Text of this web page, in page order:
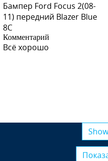
Бампер Ford Focus 2(08-
11) передний Blazer Blue
8C
Комментарий
Всё хорошо